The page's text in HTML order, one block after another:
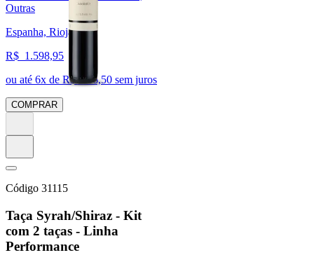
Outras
Espanha, Rioja
R$ 1.598,95
ou até 6x de R$ 266,50 sem juros
COMPRAR
Código 31115
Taça Syrah/Shiraz - Kit
com 2 taças - Linha
Performance